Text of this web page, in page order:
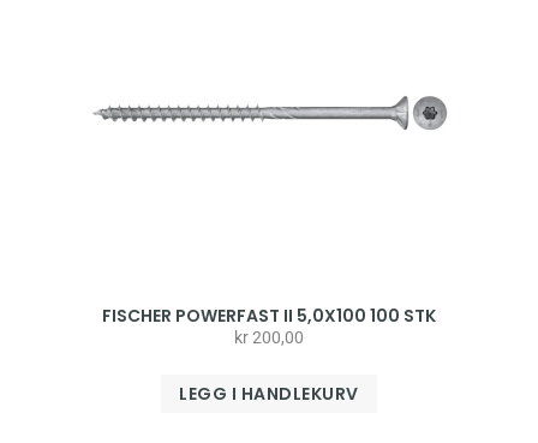
FISCHER POWERFAST II 5,0X100 100 STK
kr200,00
LEGG I HANDLEKURV